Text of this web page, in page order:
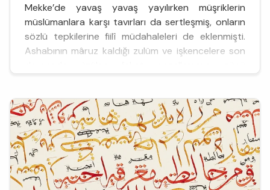
Mekke’de yavaş yavaş yayılırken müşriklerin
müslümanlara karşı tavırları da sertleşmiş, onların
sözlü tepkilerine fiilî müdahaleleri de eklenmişti.
Ashabının mâruz kaldığı zulüm ve işkencelere son
olabilecekleri bir yer olarak&nb...